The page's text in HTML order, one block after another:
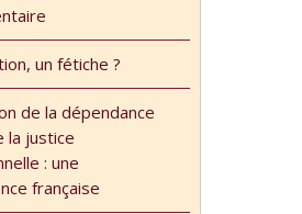
un fétiche ?
de la dépendance
la justice
: une
française